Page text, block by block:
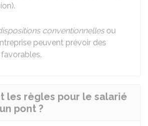
conventionnellesou
peuvent prévoir des
les règles pour le salarié
pont ?